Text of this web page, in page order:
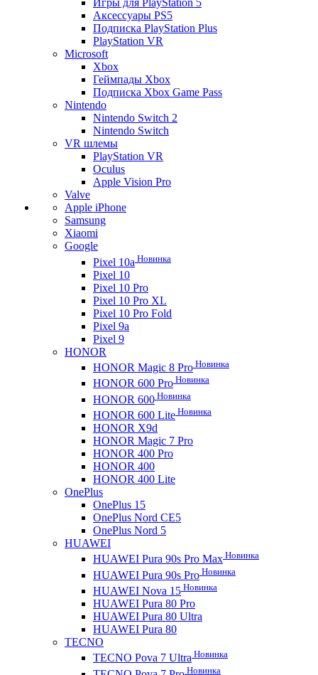
Игры для PlayStation 5
Аксессуары PS5
Подписка PlayStation Plus
PlayStation VR
Microsoft
Xbox
Геймпады Xbox
Подписка Xbox Game Pass
Nintendo
Nintendo Switch 2
Nintendo Switch
VR шлемы
PlayStation VR
Oculus
Apple Vision Pro
Valve
Apple iPhone
Samsung
Xiaomi
Google
Pixel 10a Новинка
Pixel 10
Pixel 10 Pro
Pixel 10 Pro XL
Pixel 10 Pro Fold
Pixel 9a
Pixel 9
HONOR
HONOR Magic 8 Pro Новинка
HONOR 600 Pro Новинка
HONOR 600 Новинка
HONOR 600 Lite Новинка
HONOR X9d
HONOR Magic 7 Pro
HONOR 400 Pro
HONOR 400
HONOR 400 Lite
OnePlus
OnePlus 15
OnePlus Nord CE5
OnePlus Nord 5
HUAWEI
HUAWEI Pura 90s Pro Max Новинка
HUAWEI Pura 90s Pro Новинка
HUAWEI Nova 15 Новинка
HUAWEI Pura 80 Pro
HUAWEI Pura 80 Ultra
HUAWEI Pura 80
TECNO
TECNO Pova 7 Ultra Новинка
Новинка